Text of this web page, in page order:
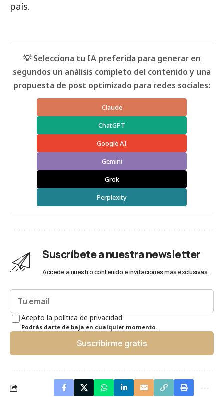
país.
💡 Selecciona tu IA preferida para generar en
segundos un análisis completo del contenido y una
propuesta de post optimizado para redes sociales:
Claude
ChatGPT
Google AI
Gemini
Grok
Perplexity
Suscríbete a nuestra newsletter
Accede a nuestro contenido e invitaciones más exclusivas.
Acepto la política de privacidad.
Podrás darte de baja en cualquier momento.
Suscribirme gratis